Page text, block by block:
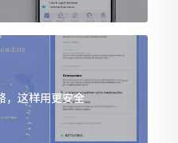
，这样用更安全